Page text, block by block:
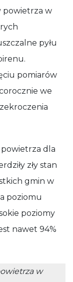
powietrza w
pyłu
pomiarów
we
dla
zły stan
gmin w
poziomu
poziomy
nawet 94%
w